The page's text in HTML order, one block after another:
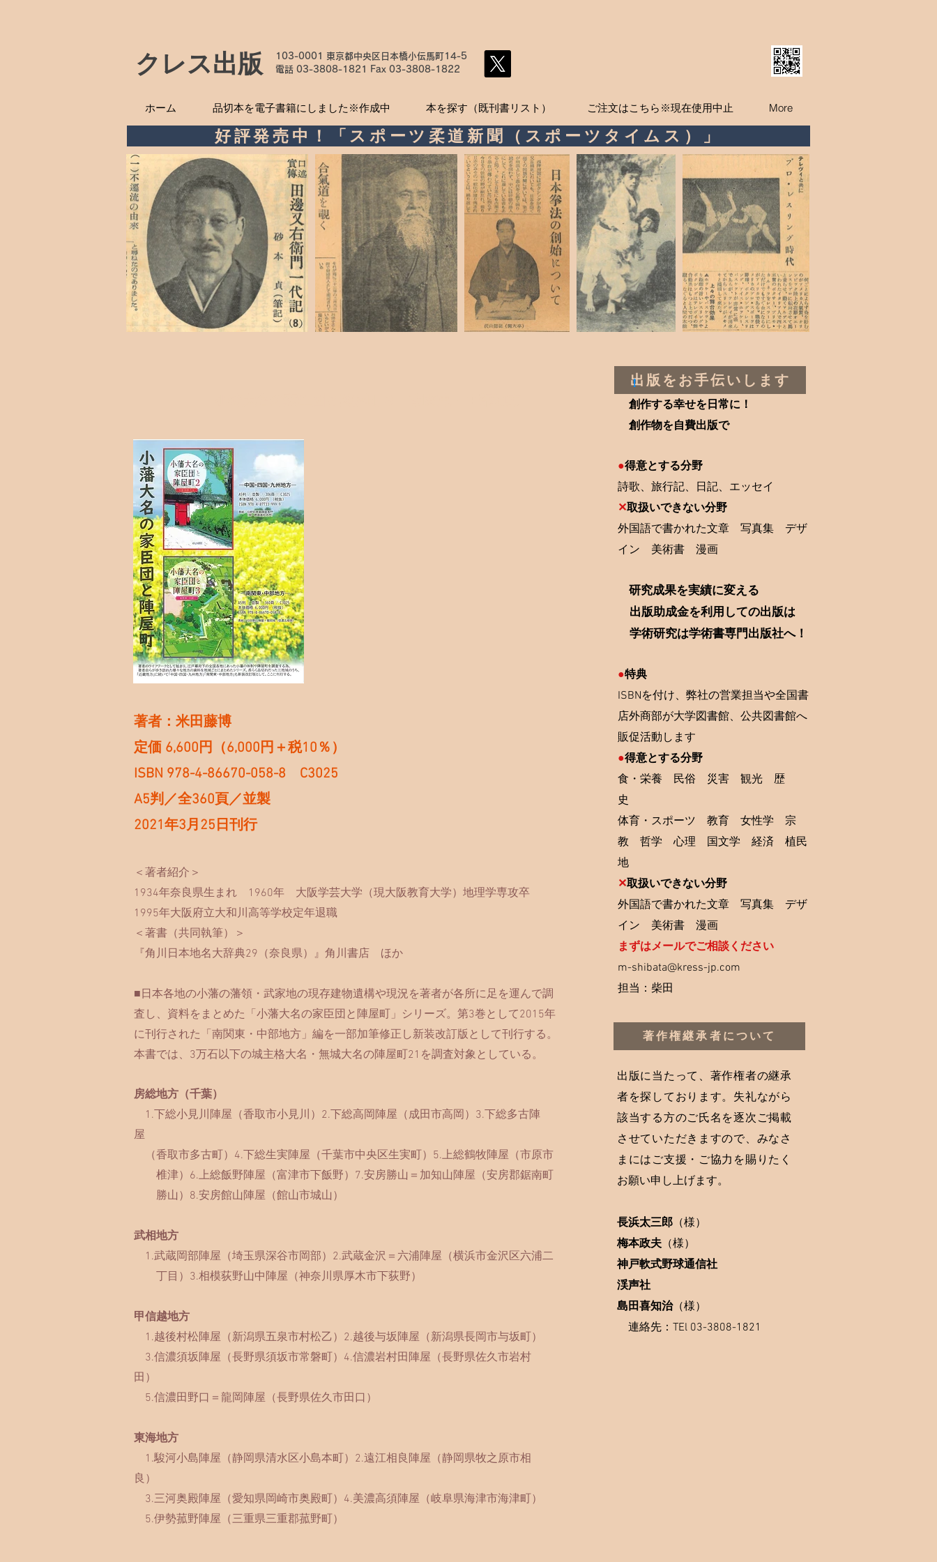
クレス出版
103-0001 東京都中央区日本橋小伝馬町14-5
電話 03-3808-1821 Fax 03-3808-1822
ホーム 品切本を電子書籍にしました※作成中 本を探す（既刊書リスト） ご注文はこちら※現在使用中止 More
好評発売中！「スポーツ柔道新聞（スポーツタイムス）」
著者：米田藤博
定価 6,600円（6,000円＋税10％）
ISBN 978-4-86670-058-8 C3025
A5判／全360頁／並製
2021年3月25日刊行
＜著者紹介＞
1934年奈良県生まれ 1960年 大阪学芸大学（現大阪教育大学）地理学専攻卒
1995年大阪府立大和川高等学校定年退職
＜著書（共同執筆）＞
​『角川日本地名大辞典29（奈良県）』角川書店 ほか
■日本各地の小藩の藩領・武家地の現存建物遺構や現況を著者が各所に足を運んで調
査し、資料をまとめた「小藩大名の家臣団と陣屋町」シリーズ。第3巻として2015年
に刊行された「南関東・中部地方」編を一部加筆修正し新装改訂版として刊行する。
本書では、3万石以下の城主格大名・無城大名の陣屋町21を調査対象としている。
房総地方（千葉）
1. 下総小見川陣屋（香取市小見川）2.下総高岡陣屋（成田市高岡）3.下総多古陣
屋
（香取市多古町）4.下総生実陣屋（千葉市中央区生実町）5.上総鶴牧陣屋（市原市
椎津）6.上総飯野陣屋（富津市下飯野）7.安房勝山＝加知山陣屋（安房郡鋸南町
勝山）8.安房館山陣屋（館山市城山）
武相地方
1.​武蔵岡部陣屋（埼玉県深谷市岡部）2.武蔵金沢＝六浦陣屋（横浜市金沢区六浦二
丁目）3.相模荻野山中陣屋（神奈川県厚木市下荻野）
甲信越地方
1.越後村松陣屋（新潟県五泉市村松乙）2.越後与坂陣屋（新潟県長岡市与坂町）
3.信濃須坂陣屋（長野県須坂市常磐町）4.信濃岩村田陣屋（長野県佐久市岩村
田）
5.信濃田野口＝龍岡陣屋（長野県佐久市田口）
東海地方
1.駿河小島陣屋（静岡県清水区小島本町）2.遠江相良陣屋（静岡県牧之原市相
良）
3.三河奥殿陣屋（愛知県岡崎市奥殿町）4.美濃高須陣屋（岐阜県海津市海津町）
5.伊勢菰野陣屋（三重県三重郡菰野町）
出版をお手伝いします
！
創作する幸せを日常に！
創作物を自費出版で
●得意とする分野
詩歌、旅行記、日記、エッセイ
✕取扱いできない分野
外国語で書かれた文章 写真集 デザ
イン 美術書 漫画
研究成果を実績に変える
出版助成金を利用しての出版は
学術研究は学術書専門出版社へ！
●特典
ISBNを付け、弊社の営業担当や全国書
店外商部が大学図書館、公共図書館へ
販促活動します
●得意とする分野
食・栄養 民俗 災害 観光 歴
史
体育・スポーツ 教育 女性学 宗
教 哲学 心理 国文学 経済 植民
地
✕取扱いできない分野
外国語で書かれた文章 写真集 デザ
イン 美術書 漫画
まずはメールでご相談ください
m-shibata@kress-jp.com
担当：柴田
著作権継承者について
出版に当たって、著作権者の継承
者を探しております。失礼ながら
該当する方のご氏名を逐次ご掲載
させていただきますので、みなさ
まにはご支援・ご協力を賜りたく
お願い申し上げます。
長浜太三郎 （様）
梅本政夫 （様）
神戸軟式野球通信社
渓声社
島田喜知治​（様）
連絡先：TEl 03-3808-1821